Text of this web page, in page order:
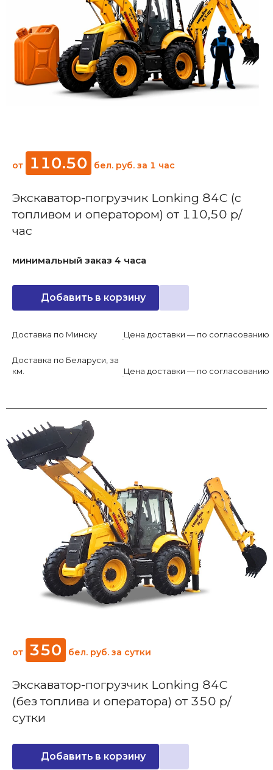
от 110.50 бел. руб. за 1 час
Экскаватор-погрузчик Lonking 84C (с
топливом и оператором) от 110,50 р/
час
минимальный заказ 4 часа
Добавить в корзину
Доставка по Минску Цена доставки — по согласованию
Доставка по Беларуси, за
км.
Цена доставки — по согласованию
от 350 бел. руб. за сутки
Экскаватор-погрузчик Lonking 84C
(без топлива и оператора) от 350 р/
сутки
Добавить в корзину